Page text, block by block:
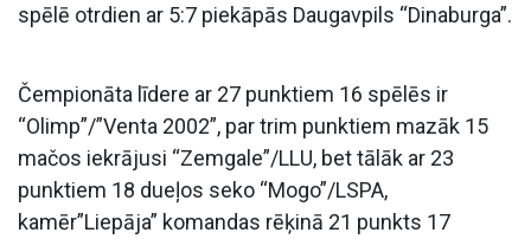
spēlē otrdien ar 5:7 piekāpās Daugavpils “Dinaburga”.
Čempionāta līdere ar 27 punktiem 16 spēlēs ir
“Olimp”/”Venta 2002”, par trim punktiem mazāk 15
mačos iekrājusi “Zemgale”/LLU, bet tālāk ar 23
punktiem 18 dueļos seko “Mogo”/LSPA,
kamēr”Liepāja” komandas rēķinā 21 punkts 17